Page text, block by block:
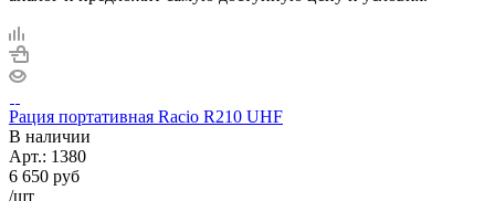
Рация портативная Racio R210 UHF
В наличии
Арт.: 1380
6 650 руб
/шт